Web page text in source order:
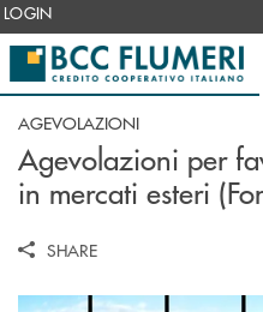
Salta al contenuto principale
LOGIN
AGEVOLAZIONI
Agevolazioni per
in mercati esteri
SHARE